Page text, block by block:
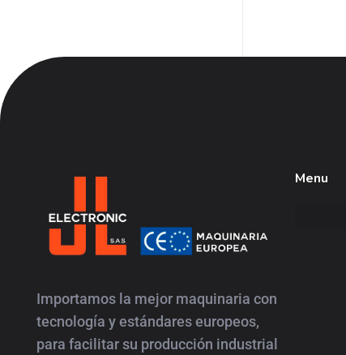
Importamos la mejor maquinaria con
tecnología y estándares europeos,
para facilitar su producción industrial
Menu